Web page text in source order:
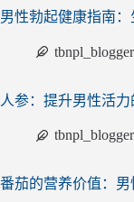
男性勃起健康指南
tbnpl_blogger
人参：提升男性活
tbnpl_blogger
番茄的营养价值：